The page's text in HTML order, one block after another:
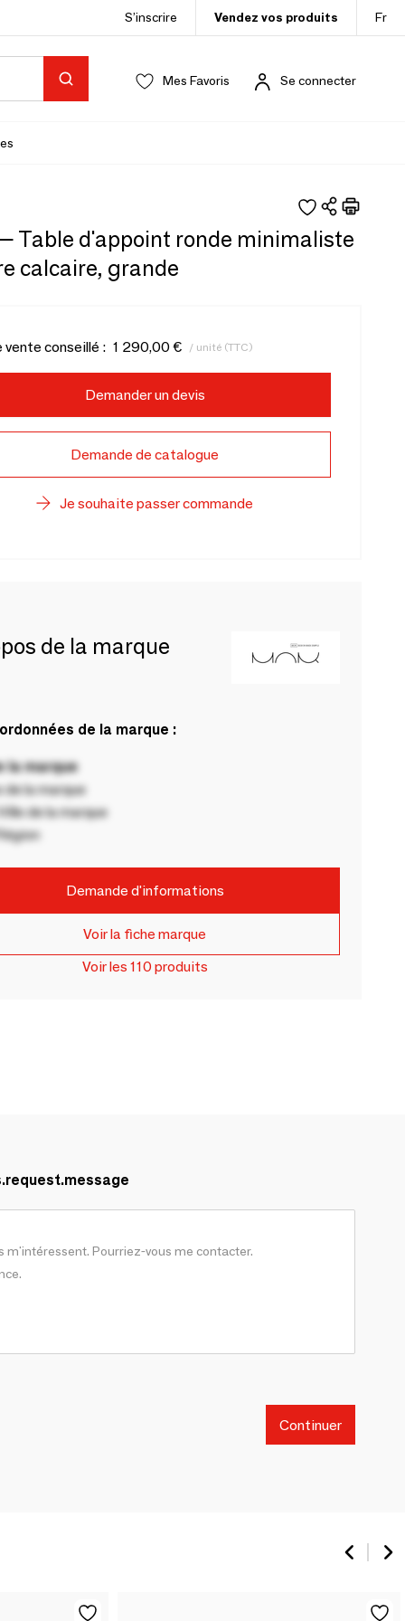
S’inscrire Vendez vos produits Fr
Mes Favoris Se connecter
Table d'appoint ronde minimaliste
calcaire, grande
vente conseillé : 1 290,00 € / unité (TTC)
Demander un devis
Demande de catalogue
Je souhaite passer commande
de la marque
de la marque :
la marque
de la marque
de la marque
Demande d'informations
Voir la fiche marque
Voir les 110 produits
Continuer